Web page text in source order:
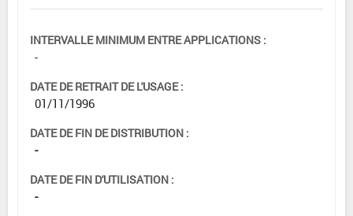
INTERVALLE MINIMUM ENTRE APPLICATIONS :
-
DATE DE RETRAIT DE L'USAGE :
01/11/1996
DATE DE FIN DE DISTRIBUTION :
-
DATE DE FIN D'UTILISATION :
-